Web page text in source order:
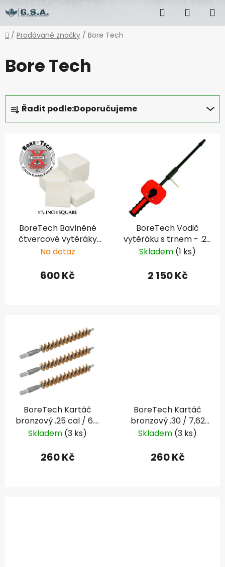
na
obsah
Hledat
KOŠÍK
Domů
/ Prodávané značky / Bore Tech
Bore Tech
Ř
a
z
Řadit podle:Doporučujeme
BoreTech Bavlněné
čtvercové vytěráky
X-Count .284 / 7 mm
Na dotaz
600 Kč
BoreTech Vodič
vytěráku s trnem - .25
- .30
Skladem (1 ks)
2 150 Kč
BoreTech Kartáč
bronzový .25 cal / 6.5
mm (3 ks)
Skladem (3 ks)
260 Kč
BoreTech Kartáč
bronzový .30 / 7,62
mm (3 ks)
Skladem (3 ks)
260 Kč